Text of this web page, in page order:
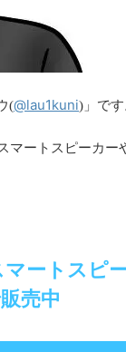
(@lau1kuni)」です
マートスピーカー
ートスピ
売中